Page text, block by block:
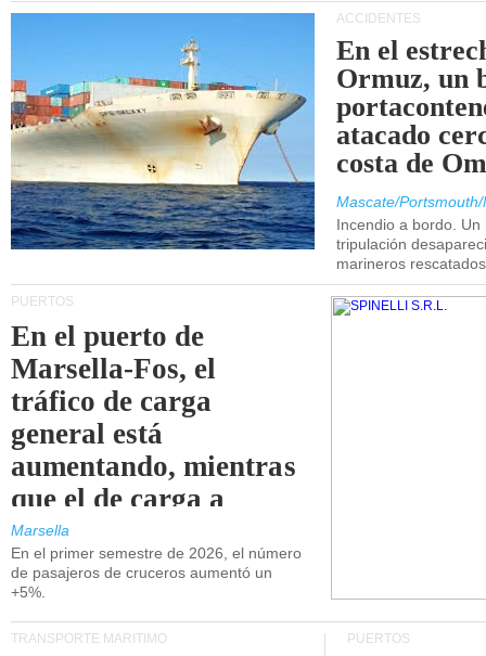
ACCIDENTES
En el
Ormuz, un
atacado
costa de
Mascate/
Incendio a bordo.
tripulación
marineros
PUERTOS
En el puerto de
Marsella-Fos, el
tráfico de carga
general está
aumentando, mientras
que el de carga a
granel está
disminuyendo.
Marsella
En el primer semestre de 2026, el número
de pasajeros de cruceros aumentó un
+5%.
TRANSPORTE MARÍTIMO PUERTOS